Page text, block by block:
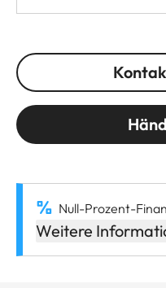
Null-Prozent-
Weitere